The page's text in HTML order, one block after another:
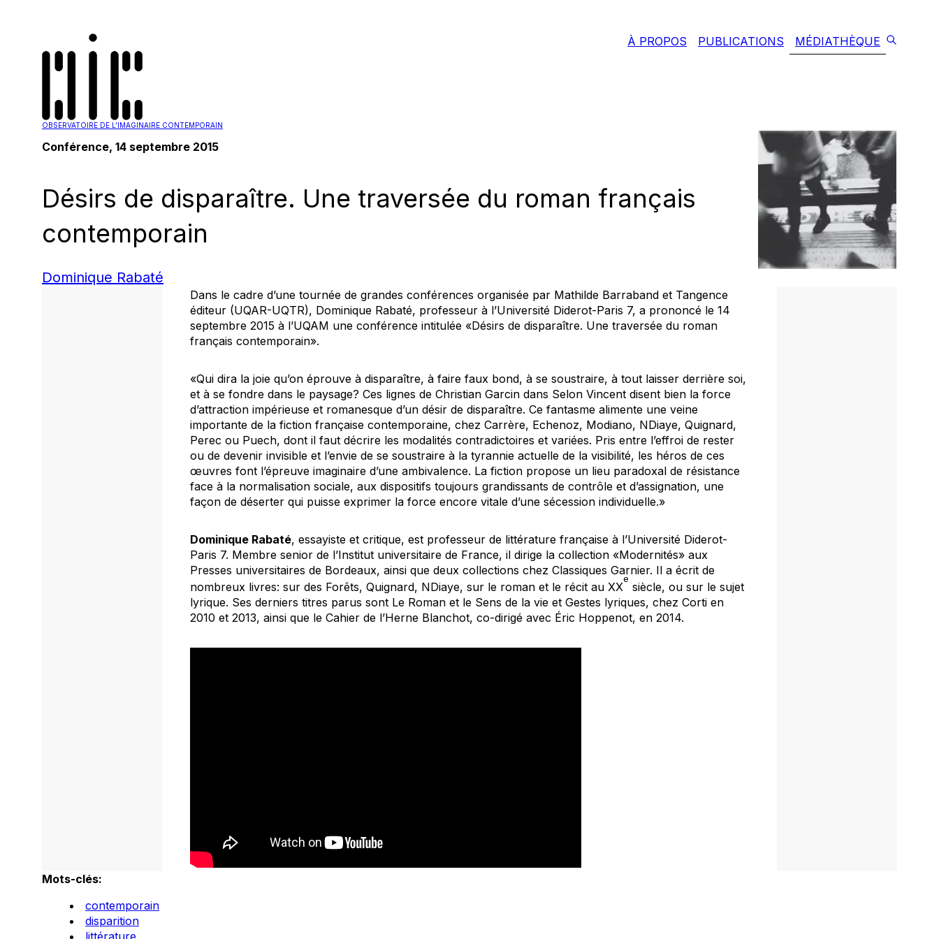
OBSERVATOIRE DE L'IMAGINAIRE CONTEMPORAIN
À PROPOS PUBLICATIONS MÉDIATHÈQUE
Conférence, 14 septembre 2015
Désirs de disparaître. Une traversée du roman français
contemporain
Dominique Rabaté
Dans le cadre d’une tournée de grandes conférences organisée par Mathilde Barraband et Tangence
éditeur (UQAR-UQTR), Dominique Rabaté, professeur à l’Université Diderot-Paris 7, a prononcé le 14
septembre 2015 à l’UQAM une conférence intitulée «Désirs de disparaître. Une traversée du roman
français contemporain».
«Qui dira la joie qu’on éprouve à disparaître, à faire faux bond, à se soustraire, à tout laisser derrière soi,
et à se fondre dans le paysage? Ces lignes de Christian Garcin dans Selon Vincent disent bien la force
d’attraction impérieuse et romanesque d’un désir de disparaître. Ce fantasme alimente une veine
importante de la fiction française contemporaine, chez Carrère, Echenoz, Modiano, NDiaye, Quignard,
Perec ou Puech, dont il faut décrire les modalités contradictoires et variées. Pris entre l’effroi de rester
ou de devenir invisible et l’envie de se soustraire à la tyrannie actuelle de la visibilité, les héros de ces
œuvres font l’épreuve imaginaire d’une ambivalence. La fiction propose un lieu paradoxal de résistance
face à la normalisation sociale, aux dispositifs toujours grandissants de contrôle et d’assignation, une
façon de déserter qui puisse exprimer la force encore vitale d’une sécession individuelle.»
Dominique Rabaté, essayiste et critique, est professeur de littérature française à l’Université Diderot-
Paris 7. Membre senior de l’Institut universitaire de France, il dirige la collection «Modernités» aux
Presses universitaires de Bordeaux, ainsi que deux collections chez Classiques Garnier. Il a écrit de
nombreux livres: sur des Forêts, Quignard, NDiaye, sur le roman et le récit au XX
e
siècle, ou sur le sujet
lyrique. Ses derniers titres parus sont Le Roman et le Sens de la vie et Gestes lyriques, chez Corti en
2010 et 2013, ainsi que le Cahier de l’Herne Blanchot, co-dirigé avec Éric Hoppenot, en 2014.
Mots-clés:
contemporain
disparition